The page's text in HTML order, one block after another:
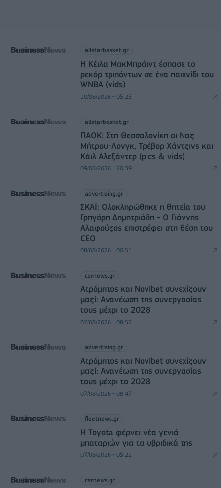
allstarbasket.gr
Η Κέιλα ΜακΜπράιντ έσπασε το
ρεκόρ τριπόντων σε ένα παιχνίδι του
WNBA (vids)
10/08/2026 - 05:25
allstarbasket.gr
ΠΑΟΚ: Στη Θεσσαλονίκη οι Ναζ
Μήτρου-Λονγκ, Τρέβορ Χάντζινς και
Κάιλ Αλεξάντερ (pics & vids)
09/08/2026 - 20:39
advertising.gr
ΣΚΑΪ: Ολοκληρώθηκε η θητεία του
Γρηγόρη Δημητριάδη - Ο Γιάννης
Αλαφούζος επιστρέφει στη θέση του
CEO
08/08/2026 - 06:51
csrnews.gr
Ατρόμητος και Novibet συνεχίζουν
μαζί: Ανανέωση της συνεργασίας
τους μέχρι το 2028
07/08/2026 - 08:52
advertising.gr
Ατρόμητος και Novibet συνεχίζουν
μαζί: Ανανέωση της συνεργασίας
τους μέχρι το 2028
07/08/2026 - 08:47
fleetnews.gr
Η Toyota φέρνει νέα γενιά
μπαταριών για τα υβριδικά της
07/08/2026 - 05:22
csrnews.gr